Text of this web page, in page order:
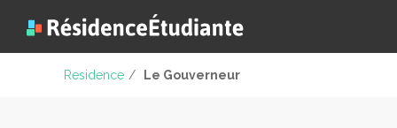
Residence / Le Gouverneur